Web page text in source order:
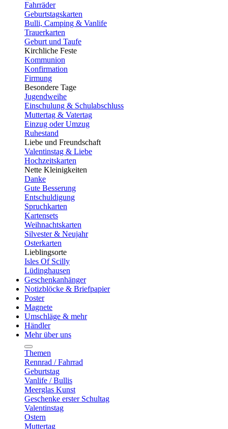
Fahrräder
Geburtstagskarten
Bulli, Camping & Vanlife
Trauerkarten
Geburt und Taufe
Kirchliche Feste
Kommunion
Konfirmation
Firmung
Besondere Tage
Jugendweihe
Einschulung & Schulabschluss
Muttertag & Vatertag
Einzug oder Umzug
Ruhestand
Liebe und Freundschaft
Valentinstag & Liebe
Hochzeitskarten
Nette Kleinigkeiten
Danke
Gute Besserung
Entschuldigung
Spruchkarten
Kartensets
Weihnachtskarten
Silvester & Neujahr
Osterkarten
Lieblingsorte
Isles Of Scilly
Lüdinghausen
Geschenkanhänger
Notizblöcke & Briefpapier
Poster
Magnete
Umschläge & mehr
Händler
Mehr über uns
Themen
Rennrad / Fahrrad
Geburtstag
Vanlife / Bullis
Meerglas Kunst
Geschenke erster Schultag
Valentinstag
Ostern
Muttertag